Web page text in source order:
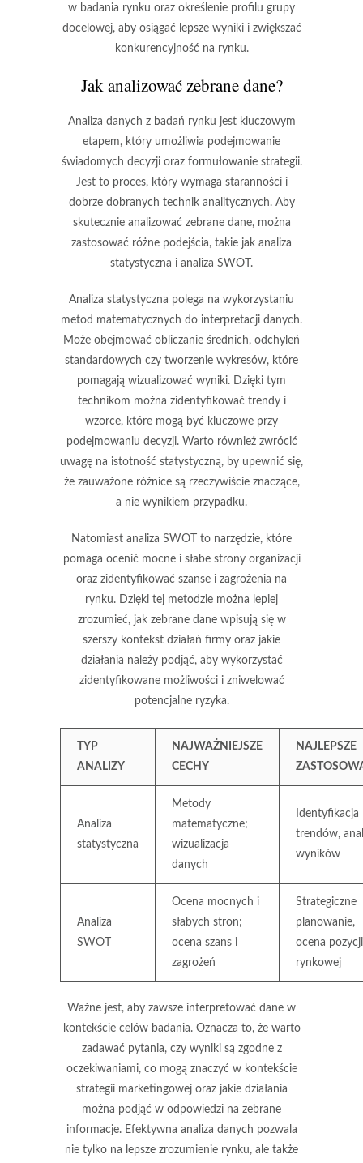
w badania rynku oraz określenie profilu grupy
docelowej, aby osiągać lepsze wyniki i zwiększać
konkurencyjność na rynku.
Jak analizować zebrane dane?
Analiza danych z badań rynku jest kluczowym
etapem, który umożliwia podejmowanie
świadomych decyzji oraz formułowanie strategii.
Jest to proces, który wymaga staranności i
dobrze dobranych technik analitycznych. Aby
skutecznie analizować zebrane dane, można
zastosować różne podejścia, takie jak analiza
statystyczna i analiza SWOT .
Analiza statystyczna polega na wykorzystaniu
metod matematycznych do interpretacji danych.
Może obejmować obliczanie średnich, odchyleń
standardowych czy tworzenie wykresów, które
pomagają wizualizować wyniki. Dzięki tym
technikom można zidentyfikować trendy i
wzorce, które mogą być kluczowe przy
podejmowaniu decyzji. Warto również zwrócić
uwagę na istotność statystyczną, by upewnić się,
że zauważone różnice są rzeczywiście znaczące,
a nie wynikiem przypadku.
Natomiast analiza SWOT
to narzędzie, które
pomaga ocenić mocne i słabe strony organizacji
oraz zidentyfikować szanse i zagrożenia na
rynku. Dzięki tej metodzie można lepiej
zrozumieć, jak zebrane dane wpisują się w
szerszy kontekst działań firmy oraz jakie
działania należy podjąć, aby wykorzystać
zidentyfikowane możliwości i zniwelować
potencjalne ryzyka.
TYP
ANALIZY
NAJWAŻNIEJSZE
CECHY
NAJLEPSZE
Analiza
statystyczna
Metody
matematyczne;
wizualizacja
danych
Identyfikacja
trendów,
wyników
Analiza
SWOT
Ocena mocnych i
słabych stron;
ocena szans i
zagrożeń
Strategiczne
planowanie,
ocena pozycji
rynkowej
Ważne jest, aby zawsze interpretować dane w
kontekście celów badania. Oznacza to, że warto
zadawać pytania, czy wyniki są zgodne z
oczekiwaniami, co mogą znaczyć w kontekście
strategii marketingowej oraz jakie działania
można podjąć w odpowiedzi na zebrane
informacje. Efektywna analiza danych pozwala
nie tylko na lepsze zrozumienie rynku, ale także